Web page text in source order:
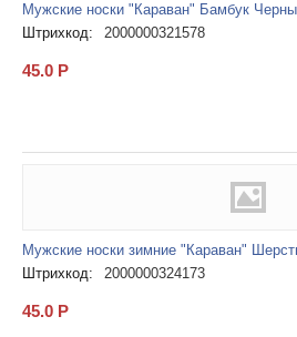
Мужские носки "Караван" Бамбук
Штрихкод:
2000000321578
45.0 Р
Мужские носки зимние "Караван"
Штрихкод:
2000000324173
45.0 Р